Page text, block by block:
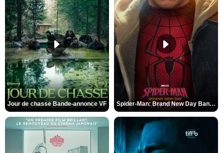
Jour de chasse Bande-annonce VF Spider-Man: Brand New Day Bande-annonce (3) VO STFR